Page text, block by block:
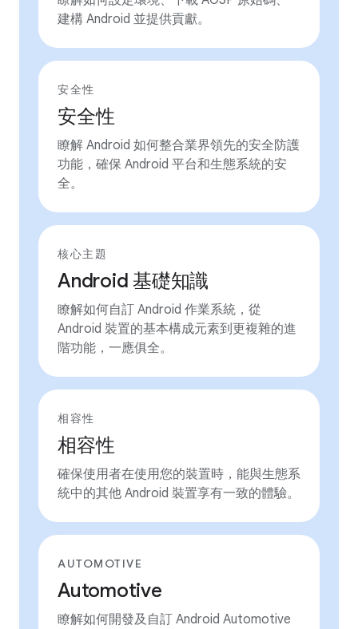
建構 Android 並提供貢獻。
安全性
安全性
瞭解 Android 如何整合業界領先的安全防護
功能，確保 Android 平台和生態系統的安
全。
核心主題
Android 基礎知識
瞭解如何自訂 Android 作業系統，從
Android 裝置的基本構成元素到更複雜的進
階功能，一應俱全。
相容性
相容性
確保使用者在使用您的裝置時，能與生態系
統中的其他 Android 裝置享有一致的體驗。
AUTOMOTIVE
Automotive
瞭解如何開發及自訂 Android Automotive